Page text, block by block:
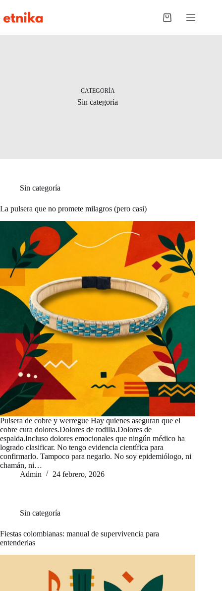
contenido
Carro
CATEGORÍA
Sin categoría
Sin categoría
La pulsera que no promete milagros (pero casi)
Pulsera de cobre y werregue Hay quienes aseguran que el
cobre cura dolores.Dolores de rodilla.Dolores de
espalda.Incluso dolores emocionales que ningún médico ha
logrado clasificar. No tengo evidencia científica para
confirmarlo. Tampoco para negarlo. No soy epidemiólogo, ni
chamán, ni…
Admin
24 febrero, 2026
Sin categoría
Fiestas colombianas: manual de supervivencia para
entenderlas